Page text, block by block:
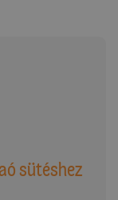
sütéshez